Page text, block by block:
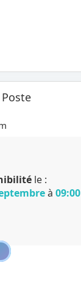
le :
à09:00